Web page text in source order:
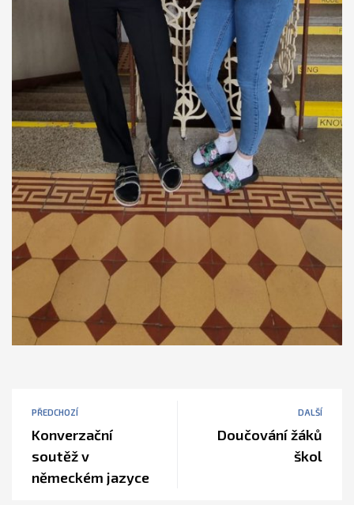
PŘEDCHOZÍ
Konverzační
soutěž v
německém jazyce
DALŠÍ
Doučování žáků
škol